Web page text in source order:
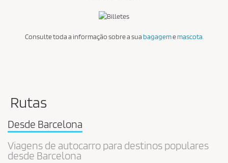
Consulte toda a informação sobre a sua bagagememascota.
Rutas
Desde Barcelona
Viagens de autocarro para destinos populares
desde Barcelona